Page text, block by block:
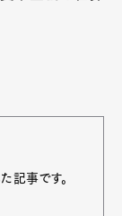
記事です。